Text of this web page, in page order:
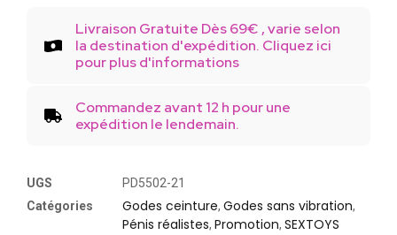
Livraison Gratuite Dès 69€ , varie selon
la destination d'expédition. Cliquez ici
pour plus d'informations
Commandez avant 12 h pour une
expédition le lendemain.
UGS
PD5502-21
Catégories
Godes ceinture, Godes sans vibration,
Pénis réalistes, Promotion, SEXTOYS